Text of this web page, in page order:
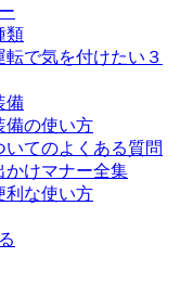
類
で気を付けたい３
備
備の使い方
てのよくある質問
かけマナー全集
利な使い方